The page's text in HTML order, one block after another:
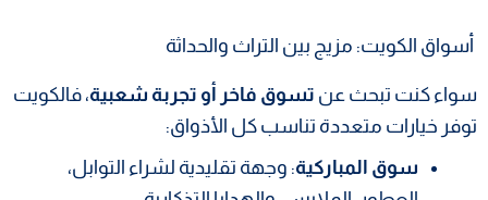
أسواق الكويت: مزيج بين التراث والحداثة
سواء كنت تبحث عن تسوق فاخر أو تجربة شعبية، فالكويت
توفر خيارات متعددة تناسب كل الأذواق:
سوق المباركية: وجهة تقليدية لشراء التوابل،